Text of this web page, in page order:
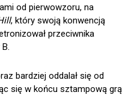
od pierwowzoru, na
, który swoją konwencją
przeciwnika
bardziej oddalał się od
się w końcu sztampową grą